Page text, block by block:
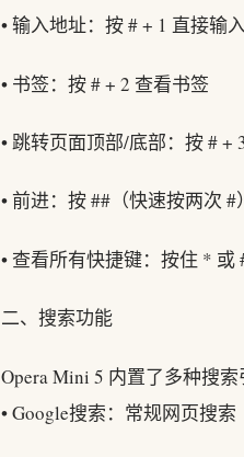
• 输入地址：按 # + 1 直接输
• 书签：按 # + 2 查看书签
• 跳转页面顶部/底部：按 # +
• 前进：按 ##（快速按两次 #）
• 查看所有快捷键：按住 *
二、搜索功能
Opera Mini 5 内置了多种搜索
• Google搜索：常规网页搜索